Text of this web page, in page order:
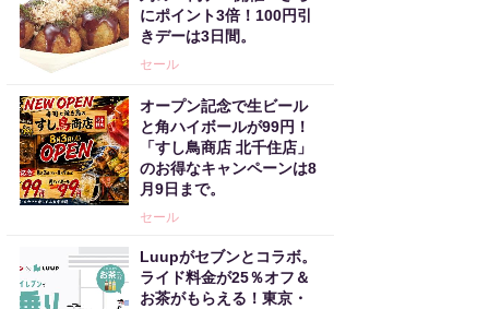
にポイント3倍！100円引
きデーは3日間。
セール
オープン記念で生ビール
と角ハイボールが99円！
「すし鳥商店 北千住店」
のお得なキャンペーンは8
月9日まで。
セール
Luupがセブンとコラボ。
ライド料金が25％オフ＆
お茶がもらえる！東京・